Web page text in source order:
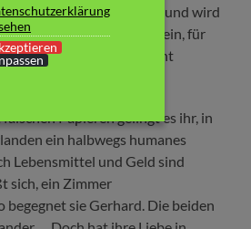
er in den Niederlanden und wird
festgenommen. Er willigt ein, für
zu werden, um nicht
Papieren gelingt es ihr, in
ein halbwegs humanes
Lebensmittel und Geld sind
sich, ein Zimmer
begegnet sie Gerhard. Die beiden